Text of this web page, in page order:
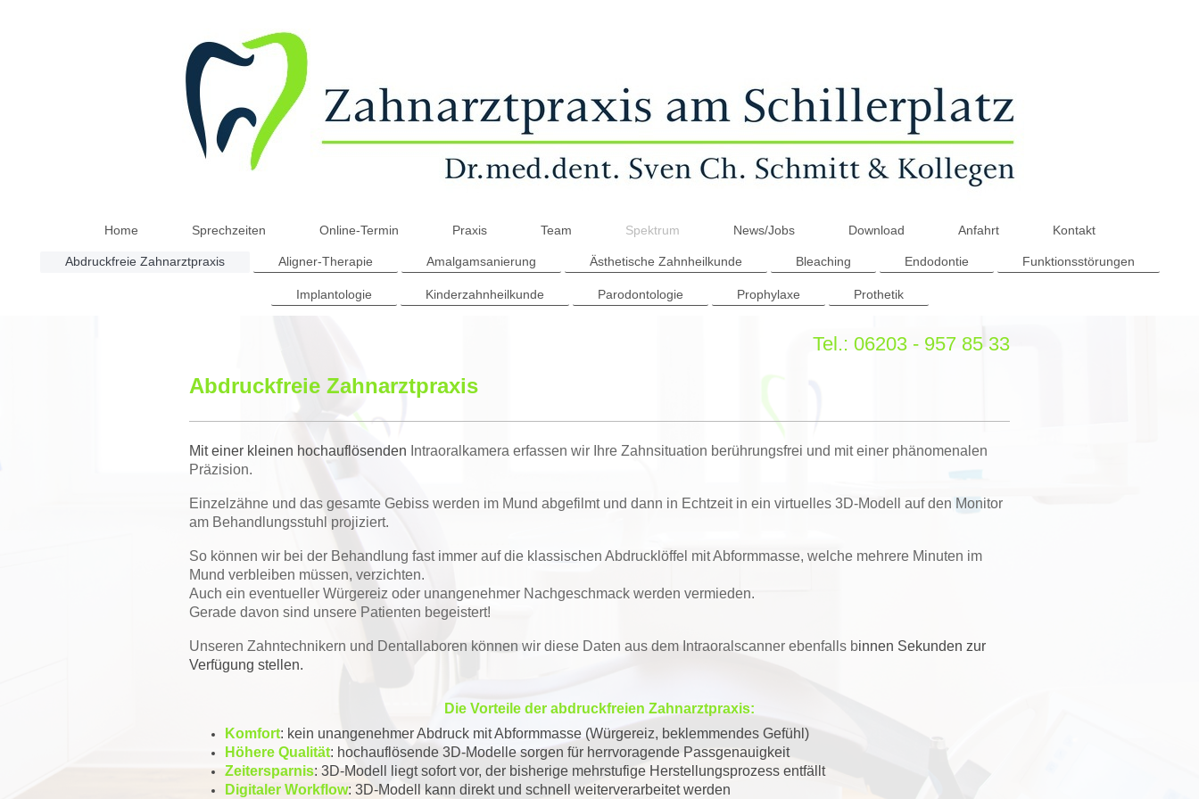
Home Sprechzeiten Online-Termin Praxis Team Spektrum News/Jobs Download Anfahrt Kontakt
Abdruckfreie Zahnarztpraxis Aligner-Therapie Amalgamsanierung Ästhetische Zahnheilkunde Bleaching Endodontie Funktionsstörungen
Implantologie Kinderzahnheilkunde Parodontologie Prophylaxe Prothetik
Tel.: 06203 - 957 85 33
Abdruckfreie Zahnarztpraxis
Mit einer kleinen hochauflösenden Intraoralkamera erfassen wir Ihre Zahnsituation berührungsfrei und mit einer phänomenalen
Präzision.
Einzelzähne und das gesamte Gebiss werden im Mund abgefilmt und dann in Echtzeit in ein virtuelles 3D-Modell auf den Monitor
am Behandlungsstuhl projiziert.
So können wir bei der Behandlung fast immer auf die klassischen Abdrucklöffel mit Abformmasse, welche mehrere Minuten im
Mund verbleiben müssen, verzichten.
Auch ein eventueller Würgereiz oder unangenehmer Nachgeschmack werden vermieden.
Gerade davon sind unsere Patienten begeistert!
Unseren Zahntechnikern und Dentallaboren können wir diese Daten aus dem Intraoralscanner ebenfalls binnen Sekunden zur
Verfügung stellen.
Die Vorteile der abdruckfreien Zahnarzt­praxis:
Komfort: kein unangenehmer Abdruck mit Abformmasse (Würgereiz, beklemmendes Gefühl)
Höhere Qualität: hochauflösende 3D-Modelle sorgen für herrvoragende Passgenauigkeit
Zeitersparnis: 3D-Modell liegt sofort vor, der bisherige mehrstufige Herstellungs­prozess entfällt
Digitaler Workflow: 3D-Modell kann direkt und schnell weiterverarbeitet werden